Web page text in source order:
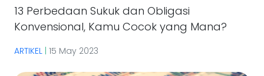
13 Perbedaan Sukuk dan Obligasi
Konvensional, Kamu Cocok yang Mana?
ARTIKEL | 15 May 2023